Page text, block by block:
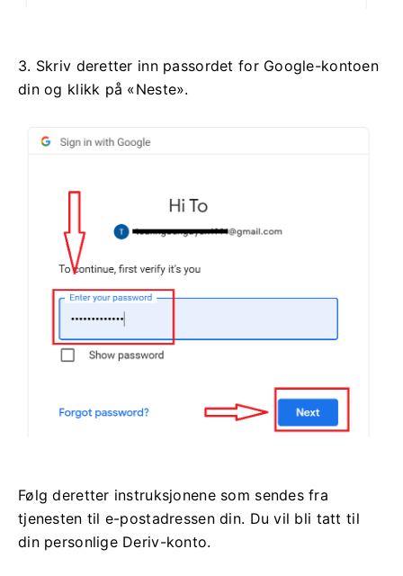
3. Skriv deretter inn passordet for Google-kontoen
din og klikk på «Neste».
Følg deretter instruksjonene som sendes fra
tjenesten til e-postadressen din. Du vil bli tatt til
din personlige Deriv-konto.